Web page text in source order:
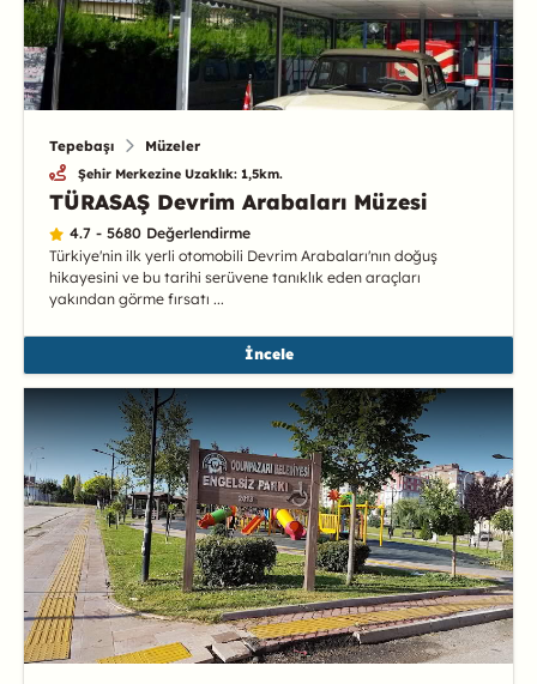
Tepebaşı Müzeler
Şehir Merkezine Uzaklık: 1,5km.
TÜRASAŞ Devrim Arabaları Müzesi
4.7 - 5680 Değerlendirme
Türkiye'nin ilk yerli otomobili Devrim Arabaları'nın doğuş
hikayesini ve bu tarihi serüvene tanıklık eden araçları
yakından görme fırsatı ...
İncele